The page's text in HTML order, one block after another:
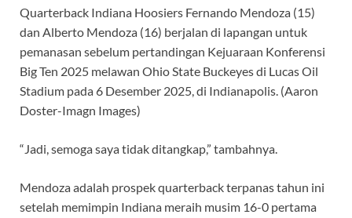
Quarterback Indiana Hoosiers Fernando Mendoza (15)
dan Alberto Mendoza (16) berjalan di lapangan untuk
pemanasan sebelum pertandingan Kejuaraan Konferensi
Big Ten 2025 melawan Ohio State Buckeyes di Lucas Oil
Stadium pada 6 Desember 2025, di Indianapolis. (Aaron
Doster-Imagn Images)
“Jadi, semoga saya tidak ditangkap,” tambahnya.
Mendoza adalah prospek quarterback terpanas tahun ini
setelah memimpin Indiana meraih musim 16-0 pertama